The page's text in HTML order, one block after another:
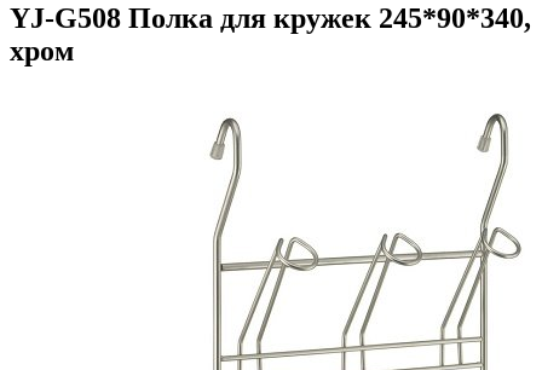
YJ-G508 Полка для кружек 245*90*340,
хром